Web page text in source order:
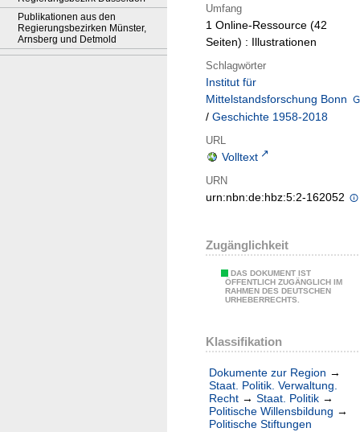
Publikationen aus den
Regierungsbezirken Münster,
Arnsberg und Detmold
Umfang
1 Online-Ressource (42
Seiten) : Illustrationen
Schlagwörter
Institut für
Mittelstandsforschung Bonn
/ Geschichte 1958-2018
URL
Volltext
URN
urn:nbn:de:hbz:5:2-162052
Zugänglichkeit
DAS DOKUMENT IST
ÖFFENTLICH ZUGÄNGLICH IM
RAHMEN DES DEUTSCHEN
URHEBERRECHTS.
Klassifikation
Dokumente zur Region →
Staat. Politik. Verwaltung.
Recht → Staat. Politik →
Politische Willensbildung →
Politische Stiftungen